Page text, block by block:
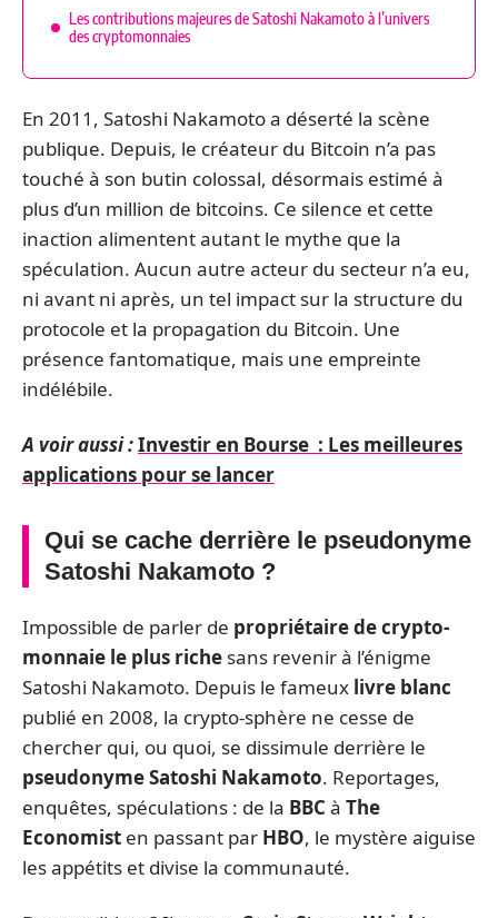
Les contributions majeures de Satoshi Nakamoto à l’univers
des cryptomonnaies
En 2011, Satoshi Nakamoto a déserté la scène
publique. Depuis, le créateur du Bitcoin n’a pas
touché à son butin colossal, désormais estimé à
plus d’un million de bitcoins. Ce silence et cette
inaction alimentent autant le mythe que la
spéculation. Aucun autre acteur du secteur n’a eu,
ni avant ni après, un tel impact sur la structure du
protocole et la propagation du Bitcoin. Une
présence fantomatique, mais une empreinte
indélébile.
A voir aussi :Investir en Bourse : Les meilleures
applications pour se lancer
Qui se cache derrière le pseudonyme
Satoshi Nakamoto ?
Impossible de parler de propriétaire de crypto-
monnaie le plus riche sans revenir à l’énigme
Satoshi Nakamoto. Depuis le fameux livre blanc
publié en 2008, la crypto-sphère ne cesse de
chercher qui, ou quoi, se dissimule derrière le
pseudonyme Satoshi Nakamoto. Reportages,
enquêtes, spéculations : de la BBC à The
Economist en passant par HBO, le mystère aiguise
les appétits et divise la communauté.